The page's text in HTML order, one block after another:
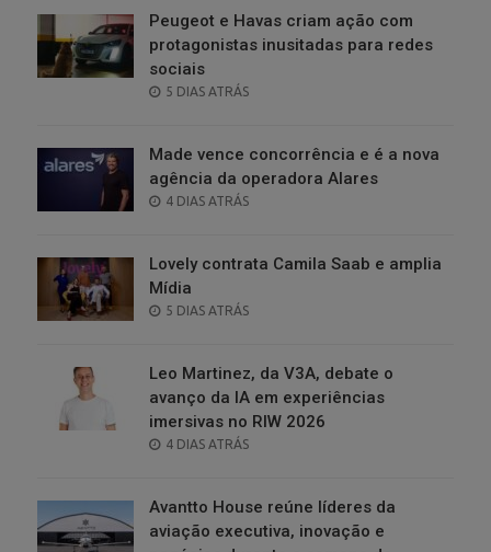
Peugeot e Havas criam ação com
protagonistas inusitadas para redes
sociais
POSTED
5 DIAS ATRÁS
Made vence concorrência e é a nova
agência da operadora Alares
POSTED
4 DIAS ATRÁS
Lovely contrata Camila Saab e amplia
Mídia
POSTED
5 DIAS ATRÁS
Leo Martinez, da V3A, debate o
avanço da IA em experiências
imersivas no RIW 2026
POSTED
4 DIAS ATRÁS
Avantto House reúne líderes da
aviação executiva, inovação e